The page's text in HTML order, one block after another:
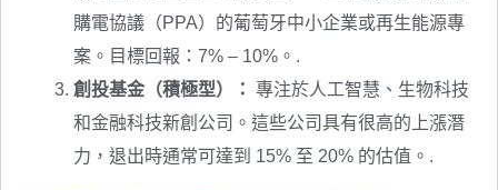
購電協議（PPA）的葡萄牙中小企業或再生能源專
案。目標回報：7% – 10%。.
創投基金（積極型）： 專注於人工智慧、生物科技
和金融科技新創公司。這些公司具有很高的上漲潛
力，退出時通常可達到 15% 至 20% 的估值。.